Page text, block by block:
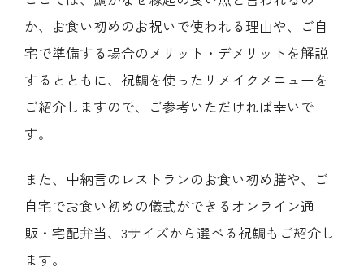
(生おせち/おせち冷凍)
(中納言/鉄板焼ひかり)
製薬会社・MR
企業情報
プライバシーポリシー
採用情報
ご意見・お問合せ
取引先エントリー
か、お食い初めのお祝いで使われる理由や、ご自
宅で準備する場合のメリット・デメリットを解説
するとともに、祝鯛を使ったリメイクメニューを
ご紹介しますので、ご参考いただければ幸いで
す。
また、中納言のレストランのお食い初め膳や、ご
自宅でお食い初めの儀式ができるオンライン通
販・宅配弁当、3サイズから選べる祝鯛もご紹介し
ます。